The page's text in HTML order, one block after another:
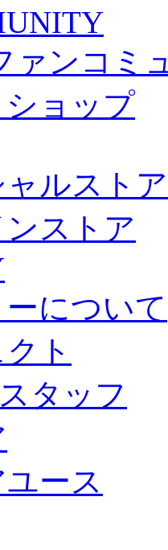
ァンコミ
ョップ
ルスト
ストア
について
ト
タッフ
ース